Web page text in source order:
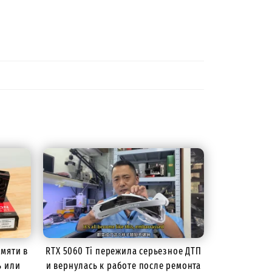
в
или
RTX 5060 Ti пережила серьезное ДТП
и вернулась к работе после ремонта